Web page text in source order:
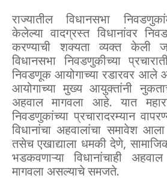
राज्यातील विधानसभा
केलेल्या वादग्रस्त विधानांवर
करण्याची शक्यता व्यक्त केली
विधानसभा निवडणुकीच्या
निवडणूक आयोगाच्या रडारवर आले
आयोगाच्या मुख्य आयुक्तांनी
अहवाल मागवला आहे. यात
निवडणुकांच्या प्रचारादरम्यान
विधानांचा अहवालांचा समावेश
तसेच एखाद्याला धमकी देणे,
भडकवणाऱ्या विधानांचाही
मागवला असल्याचे समजते.